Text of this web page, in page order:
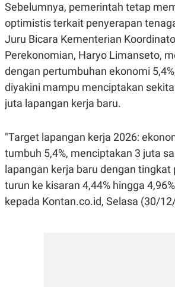
G
M
E
D
A
I
D
OF
USE
PEMBERITAAN
SIBER
PRIVACY
POLICY
Sebelumnya, pemerintah tetap
optimistis terkait penyerapan
Juru Bicara Kementerian
Perekonomian, Haryo Limanseto,
dengan pertumbuhan ekonomi
diyakini mampu menciptakan
juta lapangan kerja baru.
"Target lapangan kerja 2026:
tumbuh 5,4%, menciptakan 3 juta
lapangan kerja baru dengan tingkat
turun ke kisaran 4,44% hingga
kepada Kontan.co.id, Selasa (30/